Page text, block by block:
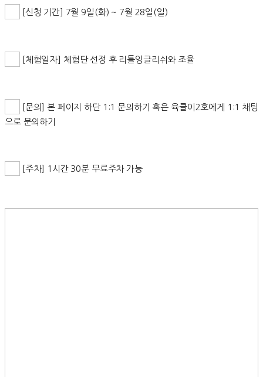
[신청 기간] 7월 9일(화) ~ 7월 28일(일)
[체험일자] 체험단 선정 후 리틀잉글리쉬와 조율
[문의] 본 페이지 하단 1:1 문의하기 혹은 육클이2호에게 1:1 채팅
으로 문의하기
[주차] 1시간 30분 무료주차 가능